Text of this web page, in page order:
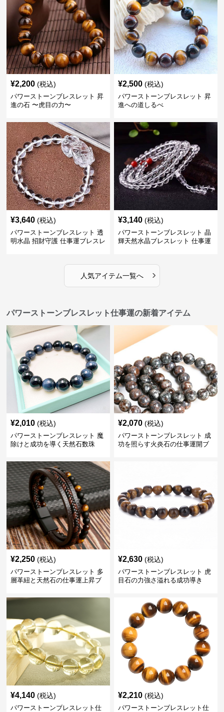
¥2,200 (税込)
パワーストーンブレスレット 昇
進の石 〜虎目の力〜
¥2,500 (税込)
パワーストーンブレスレット 昇
進への道しるべ
¥3,640 (税込)
パワーストーンブレスレット 透
明水晶 招財守護 仕事運ブレスレ
¥3,140 (税込)
パワーストーンブレスレット 晶
輝天然水晶ブレスレット 仕事運
人気アイテム一覧へ ›
パワーストーンブレスレット仕事運の新着アイテム
¥2,010 (税込)
パワーストーンブレスレット 魔
除けと成功を導く天然石数珠
¥2,070 (税込)
パワーストーンブレスレット 成
功を照らす火炎石の仕事運開ブ
¥2,250 (税込)
パワーストーンブレスレット 多
層革紐と天然石の仕事運上昇ブ
¥2,630 (税込)
パワーストーンブレスレット 虎
目石の力強さ溢れる成功導き
¥4,140 (税込)
パワーストーンブレスレット仕
¥2,210 (税込)
パワーストーンブレスレット仕